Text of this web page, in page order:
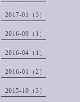
2017-01（3）
2016-09（1）
2016-04（1）
2016-01（2）
2015-10（3）